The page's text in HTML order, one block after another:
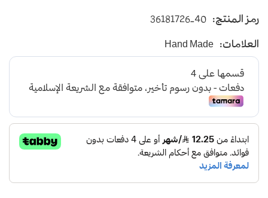
يأتي بأرضية متوسطة الإرتفاع باللون البني
و طبقة اسفنجية عالية الجودة لتعطي شعور بالراحة
ومقاومة الإنزلاق و التآكل
رمز المنتج: 36181726-40
العلامات: Hand Made